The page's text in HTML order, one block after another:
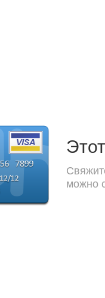
можно